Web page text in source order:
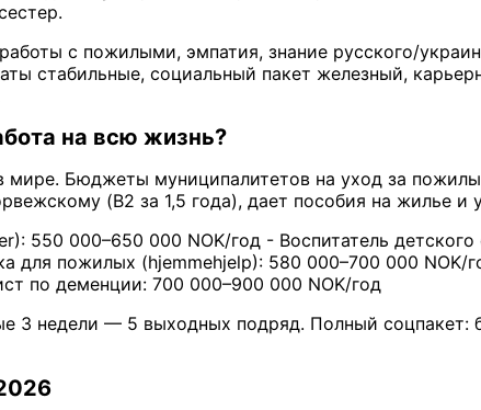
с пожилыми, эмпатия, знание русского/
стабильные, социальный пакет железный,
на всю жизнь?
Бюджеты муниципалитетов на уход за
(B2 за 1,5 года), дает пособия на жилье
550 000–650 000 NOK/год - Воспитатель детского
для пожилых (hjemmehjelp): 580 000–700 000 NOK/
по деменции: 700 000–900 000 NOK/год
3 недели — 5 выходных подряд. Полный соцпакет: